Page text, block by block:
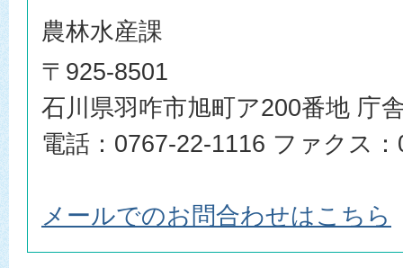
農林水産課
〒925-8501
石川県羽咋市旭町ア200番地 庁
電話：0767-22-1116 ファクス
メールでのお問合わせはこちら